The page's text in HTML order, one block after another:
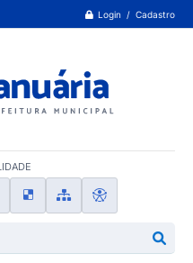
Login / Cadastro